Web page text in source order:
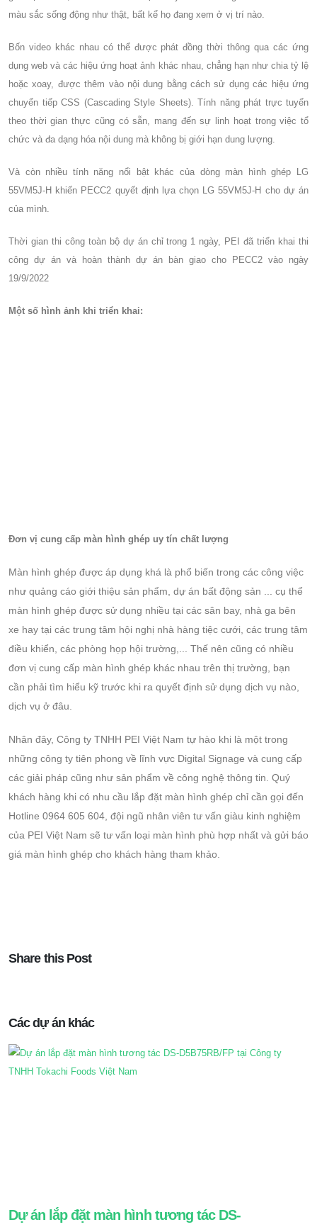
màu sắc sống động như thật, bất kể họ đang xem ở vị trí nào.
Bốn video khác nhau có thể được phát đồng thời thông qua các ứng
dụng web và các hiệu ứng hoạt ảnh khác nhau, chẳng hạn như chia tỷ lệ
hoặc xoay, được thêm vào nội dung bằng cách sử dụng các hiệu ứng
chuyển tiếp CSS (Cascading Style Sheets). Tính năng phát trực tuyến
theo thời gian thực cũng có sẵn, mang đến sự linh hoạt trong việc tổ
chức và đa dạng hóa nội dung mà không bị giới hạn dung lượng.
Và còn nhiều tính năng nổi bật khác của dòng màn hình ghép
LG
55VM5J-H khiến PECC2 quyết định lựa chọn LG 55VM5J-H cho dự án
của mình.
Thời gian thi công toàn bộ dự án chỉ trong 1 ngày, PEI đã triển khai thi
công dự án và hoàn thành dự án bàn giao cho
PECC2 vào ngày
19/9/2022
Một số hình ảnh khi triển khai:
Đơn vị cung cấp màn hình ghép uy tín chất lượng
Màn hình ghép được áp dụng khá là phổ biến trong các công việc
như quảng cáo giới thiệu sản phẩm, dự án bất động sản ... cụ thể
màn hình ghép được sử dụng nhiều tại các sân bay, nhà ga bên
xe hay tại các trung tâm hội nghị nhà hàng tiệc cưới, các trung tâm
điều khiển, các phòng họp hội trường,... Thế nên cũng có nhiều
đơn vị cung cấp màn hình ghép khác nhau trên thị trường, bạn
cần phải tìm hiểu kỹ trước khi ra quyết định sử dụng dịch vụ nào,
dịch vụ ở đâu.
Nhân đây, Công ty TNHH PEI Việt Nam tự hào khi là một trong
những công ty tiên phong về lĩnh vực Digital Signage và cung cấp
các giải pháp cũng như sản phẩm về công nghệ thông tin. Quý
khách hàng khi có nhu cầu lắp đặt màn hình ghép chỉ cần gọi đến
Hotline 0964 605 604, đội ngũ nhân viên tư vấn giàu kinh nghiệm
của PEI Việt Nam sẽ tư vấn loại màn hình phù hợp nhất và gửi báo
giá màn hình ghép cho khách hàng tham khảo.
Share this Post
Các dự án khác
Dự án lắp đặt màn hình tương tác DS-